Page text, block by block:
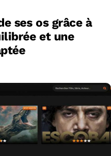
ses os grâce à
et une